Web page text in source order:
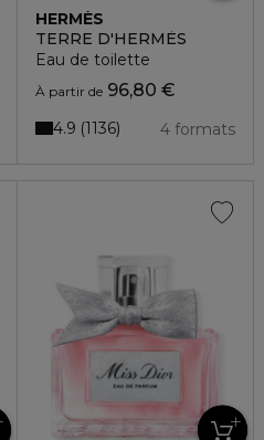
HERMÈS
TERRE D'HERMÈS
Eau de toilette
À partir de96,80 €
4 formats
4.9 1136